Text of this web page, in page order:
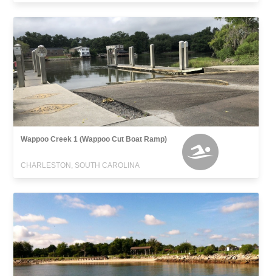
Wappoo Creek 1 (Wappoo Cut Boat Ramp)
CHARLESTON, SOUTH CAROLINA